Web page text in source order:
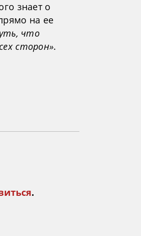
знает о
на ее
что
сторон».
.